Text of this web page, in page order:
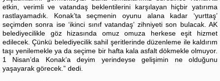
etkin, verimli ve vatandaş beklentilerini karşılayan hiçbir yatırıma
rastlayamadık. Konak’ta seçmenin oyunu alana kadar ‘yurttaş’
seçimden sonra ise ‘ikinci sınıf vatandaş’ zihniyeti son bulacak. AK
belediyecilikle göz hizasında omuz omuza herkese eşit hizmet
edilecek. Çünkü belediyecilik sahil şeritlerinde düzenleme ile kaldırım
taşı yenilemekle ya da seçime bir hafta kala asfalt dökmekle olmuyor.
1 Nisan’da Konak’a deyim yerindeyse gelişimin ne olduğunu
yaşayarak görecek.” dedi.